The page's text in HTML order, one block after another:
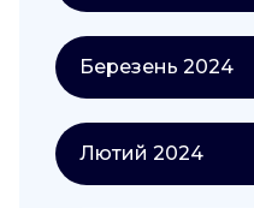
Березень 2024
Лютий 2024